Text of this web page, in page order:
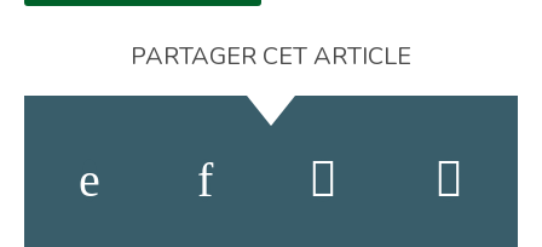
PARTAGER CET ARTICLE